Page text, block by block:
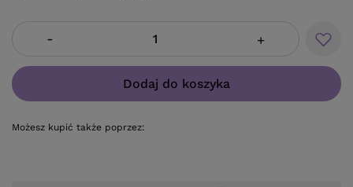
- +
Dodaj do koszyka
Możesz kupić także poprzez: